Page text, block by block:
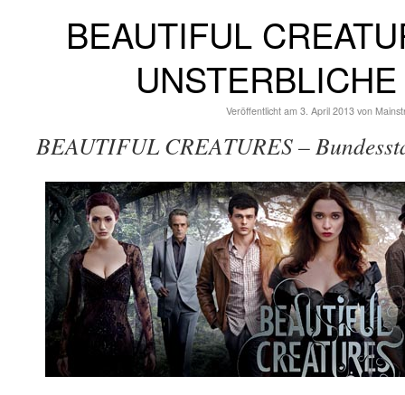
BEAUTIFUL
Veröffentlicht am 3. April 2013 von
BEAUTIFUL CREATURES –